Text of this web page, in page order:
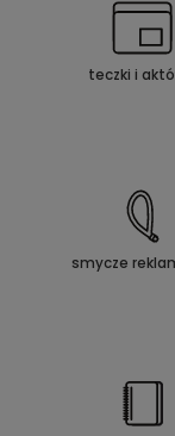
teczki i
smycze